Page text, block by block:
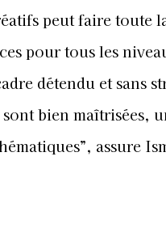
peut faire toute
pour tous les
détendu et sans
sont bien maîtrisées,
assure